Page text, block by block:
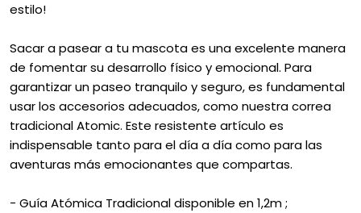
estilo!
Sacar a pasear a tu mascota es una excelente manera
de fomentar su desarrollo físico y emocional. Para
garantizar un paseo tranquilo y seguro, es fundamental
usar los accesorios adecuados, como nuestra correa
tradicional Atomic. Este resistente artículo es
indispensable tanto para el día a día como para las
aventuras más emocionantes que compartas.
- Guía Atómica Tradicional disponible en 1,2m ;